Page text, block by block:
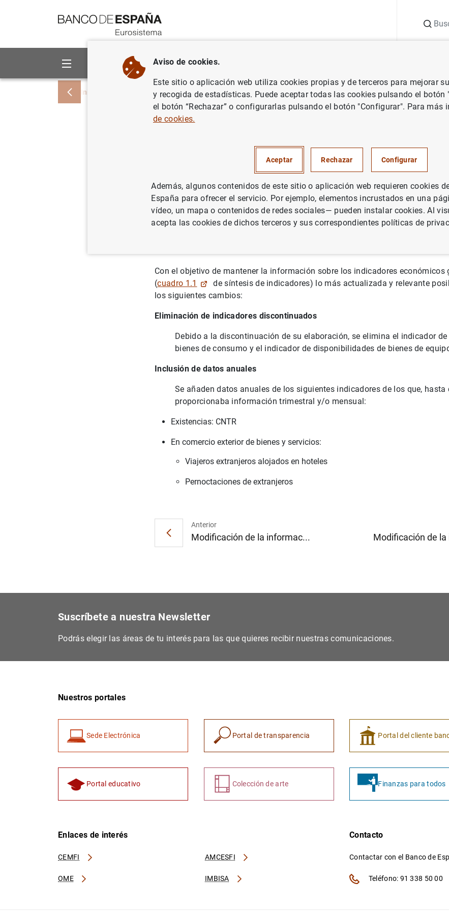
Sobre el Banco Áreas de actuación
Inicio Estadísticas económicas generales Anuncios de estadísticas económicas generales
indicadores de la economía española
Estadísticas económicas generales
Con el objetivo de mantener la información sobre los indicadores económicos
(cuadro 1.1
de síntesis de indicadores) lo más actualizada y relevante
los siguientes cambios:
Eliminación de indicadores discontinuados
Debido a la discontinuación de su elaboración, se elimina el indicador
bienes de consumo y el indicador de disponibilidades de bienes de
Inclusión de datos anuales
Se añaden datos anuales de los siguientes indicadores de los que, hasta
proporcionaba información trimestral y/o mensual:
Existencias: CNTR
En comercio exterior de bienes y servicios:
Viajeros extranjeros alojados en hoteles
Pernoctaciones de extranjeros
Anterior
Modificación de la informac... Modificación de
Suscríbete a nuestra Newsletter
Podrás elegir las áreas de tu interés para las que quieres recibir nuestras comunicaciones.
Nuestros portales
Sede Electrónica Portal de transparencia Portal del cliente
Portal educativo Colección de arte Finanzas para todos
Enlaces de interés
CEMFI AMCESFI
OME IMBISA
Contacto
Contactar con el Banco de
Teléfono: 91 338 50 00
Aviso de cookies.
Este sitio o aplicación web utiliza cookies propias y de terceros para mejorar
y recogida de estadísticas. Puede aceptar todas las cookies pulsando el botón
el botón “Rechazar” o configurarlas pulsando el botón "Configurar". Para más
de cookies.
Aceptar Rechazar Configurar
Además, algunos contenidos de este sitio o aplicación web requieren cookies
España para ofrecer el servicio. Por ejemplo, elementos incrustados en una
vídeo, un mapa o contenidos de redes sociales— pueden instalar cookies. Al
acepta las cookies de dichos terceros y sus correspondientes políticas de